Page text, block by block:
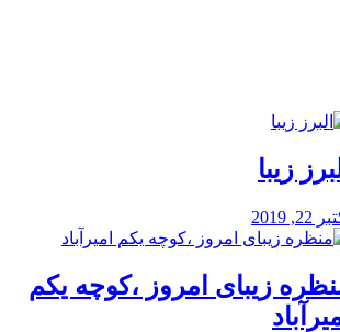
زیبا
22, 2019
زیبای امروز ،کوچه یکم